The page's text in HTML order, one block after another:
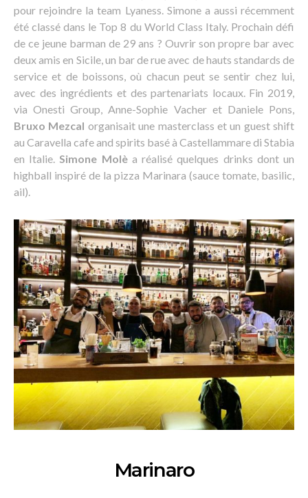
pour rejoindre la team Lyaness. Simone a aussi récemment
été classé dans le Top 8 du World Class Italy. Prochain défi
de ce jeune barman de 29 ans ? Ouvrir son propre bar avec
deux amis en Sicile, un bar de rue avec de hauts standards de
service et de boissons, où chacun peut se sentir chez lui,
avec des ingrédients et des partenariats locaux. Fin 2019,
via Onesti Group, Anne-Sophie Vacher et Daniele Pons,
Bruxo Mezcal organisait une masterclass et un guest shift
au Caravella cafe and spirits basé à Castellammare di Stabia
en Italie.Simone Molèa réalisé quelques drinks dont un
highball inspiré de la pizza Marinara (sauce tomate, basilic,
ail).
Marinaro